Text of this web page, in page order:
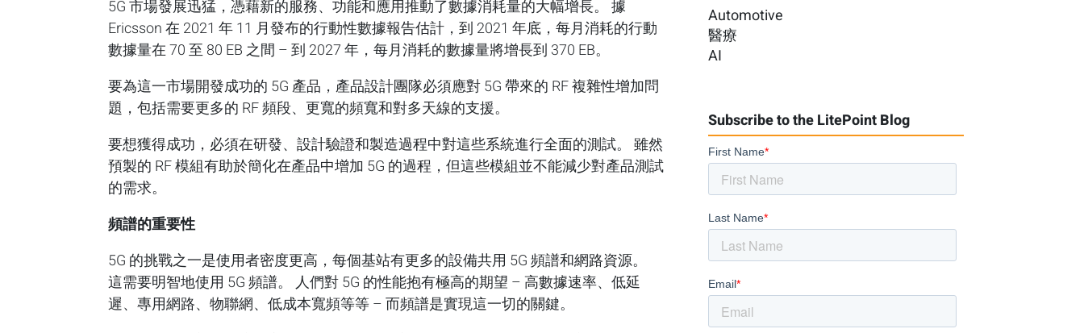
5G 市場發展迅猛，憑藉新的服務、功能和應用推動了數據消耗量的大幅增長。 據
Ericsson 在 2021 年 11 月發布的行動性數據報告估計，到 2021 年底，每月消耗的行動
數據量在 70 至 80 EB 之間 – 到 2027 年，每月消耗的數據量將增長到 370 EB。
要為這一市場開發成功的 5G 產品，產品設計團隊必須應對 5G 帶來的 RF 複雜性增加問
題，包括需要更多的 RF 頻段、更寬的頻寬和對多天線的支援。
要想獲得成功，必須在研發、設計驗證和製造過程中對這些系統進行全面的測試。 雖然
預製的 RF 模組有助於簡化在產品中增加 5G 的過程，但這些模組並不能減少對產品測試
的需求。
頻譜的重要性
5G 的挑戰之一是使用者密度更高，每個基站有更多的設備共用 5G 頻譜和網路資源。
這需要明智地使用 5G 頻譜。 人們對 5G 的性能抱有極高的期望 – 高數據速率、低延
遲、專用網路、物聯網、低成本寬頻等等 – 而頻譜是實現這一切的關鍵。
Automotive
醫療
AI
Subscribe to the LitePoint Blog